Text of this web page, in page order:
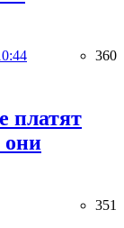
360
платят
они
351